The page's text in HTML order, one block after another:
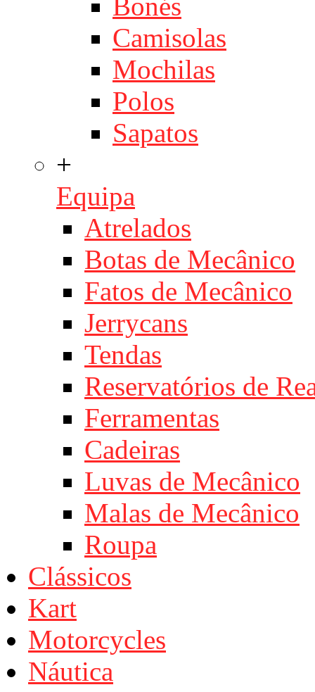
Bonés
Camisolas
Mochilas
Polos
Sapatos
+
Equipa
Atrelados
Botas de Mecânico
Fatos de Mecânico
Jerrycans
Tendas
Reservatórios de
Ferramentas
Cadeiras
Luvas de Mecânico
Malas de Mecânico
Roupa
Clássicos
Kart
Motorcycles
Náutica